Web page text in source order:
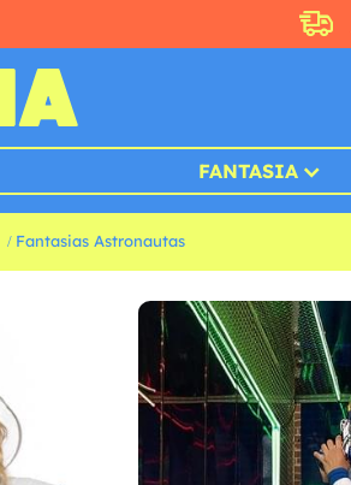
FANTASIA
Fantasias Astronautas